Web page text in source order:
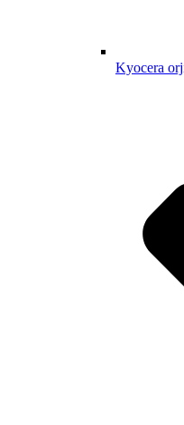
Kyocera